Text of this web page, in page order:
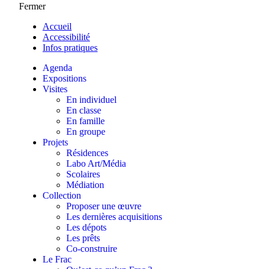
Fermer
Accueil
Accessibilité
Infos pratiques
Agenda
Expositions
Visites
En individuel
En classe
En famille
En groupe
Projets
Résidences
Labo Art/Média
Scolaires
Médiation
Collection
Proposer une œuvre
Les dernières acquisitions
Les dépots
Les prêts
Co-construire
Le Frac